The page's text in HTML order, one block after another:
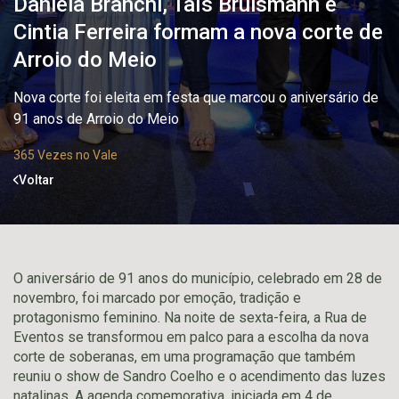
Cintia Ferreira formam a nova corte de
Arroio do Meio
Nova corte foi eleita em festa que marcou o aniversário de
91 anos de Arroio do Meio
365 Vezes no Vale
Voltar
O aniversário de 91 anos do município, celebrado em 28 de
novembro, foi marcado por emoção, tradição e
protagonismo feminino. Na noite de sexta-feira, a Rua de
Eventos se transformou em palco para a escolha da nova
corte de soberanas, em uma programação que também
reuniu o show de Sandro Coelho e o acendimento das luzes